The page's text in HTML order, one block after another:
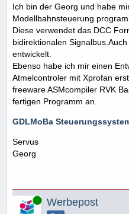
Ich bin der Georg und habe
Modellbahnsteuerung
Diese verwendet das DCC
bidirektionalen
entwickelt.
Ebenso habe ich mir einen
Atmelcontroler mit Xprofan
freeware ASMcompiler RVK
fertigen Programm an.
GDLMoBa
Servus
Georg
Online Werbepost